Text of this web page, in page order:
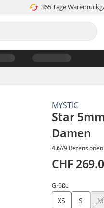
365 Tage
MYSTIC
Star
Damen
4.6//9 Rezensionen
CHF
Größe
XS S M